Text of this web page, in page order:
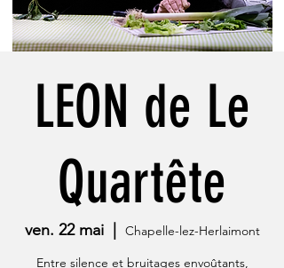
LEON de Le
Quartête
ven. 22 mai
  |
Chapelle-lez-Herlaimont
Entre silence et bruitages envoûtants,